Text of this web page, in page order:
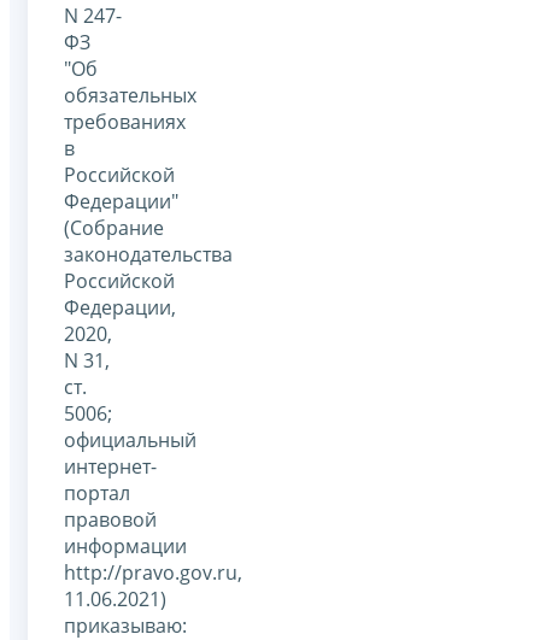
N 247-
ФЗ
"Об
обязательных
требованиях
в
Российской
Федерации"
(Собрание
законодательства
Российской
Федерации,
2020,
N 31,
ст.
5006;
официальный
интернет-
портал
правовой
информации
http://pravo.gov.ru,
11.06.2021)
приказываю: